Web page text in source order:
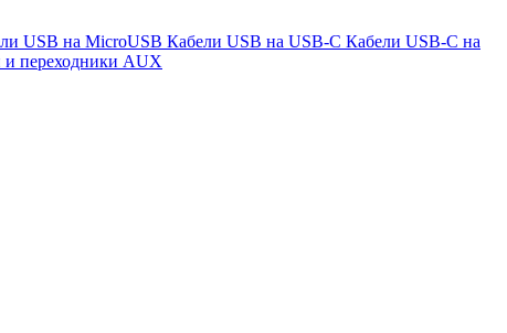
USB на MicroUSB Кабели USB на USB-C Кабели USB-C на
и переходники AUX